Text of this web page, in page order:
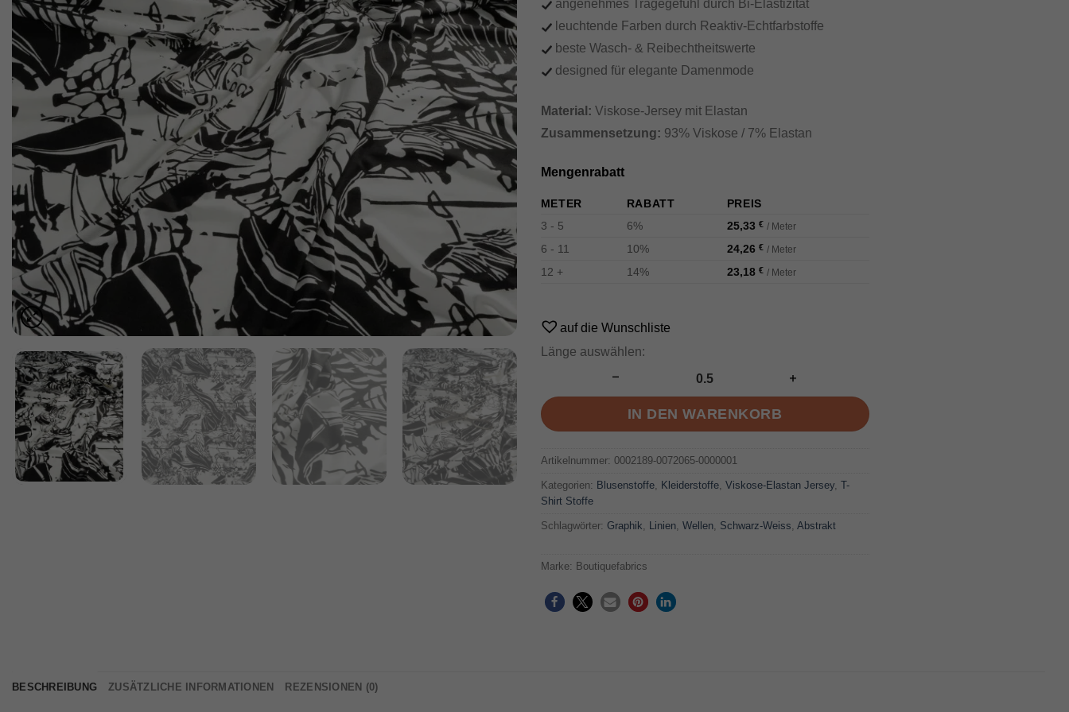
angenehmes Tragegefühl durch Bi-Elastizität
leuchtende Farben durch Reaktiv-Echtfarbstoffe
beste Wasch- & Reibechtheitswerte
designed für elegante Damenmode
Material: Viskose-Jersey mit Elastan
Zusammensetzung: 93% Viskose / 7% Elastan
Mengenrabatt
METER RABATT
PREIS
3 - 5
6% 25,33 € / Meter
6 - 11 10% 24,26 € / Meter
12 + 14% 23,18 € / Meter
auf die Wunschliste
Länge auswählen:
IN DEN WARENKORB
Artikelnummer: 0002189-0072065-0000001
Kategorien: Blusenstoffe, Kleiderstoffe, Viskose-Elastan Jersey, T-
Shirt Stoffe
Schlagwörter: Graphik Linien, Wellen, Schwarz-Weiss Abstrakt
Marke: Boutiquefabrics
BESCHREIBUNG ZUSÄTZLICHE INFORMATIONEN REZENSIONEN (0)